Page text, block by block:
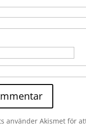
använder Akismet för